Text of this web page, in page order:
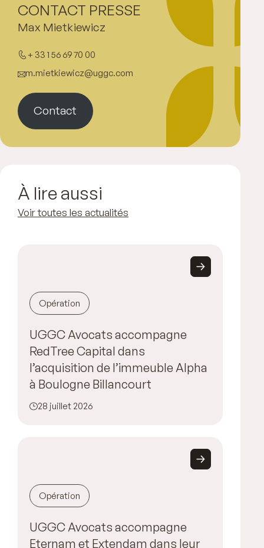
Max Mietkiewicz
+ 33 1 56 69 70 00
m.mietkiewicz@uggc.com
Contact
CONTACT PRESSE
À lire aussi
Voir toutes les actualités
Opération
UGGC Avocats accompagne
RedTree Capital dans
l’acquisition de l’immeuble Alpha
à Boulogne Billancourt
28 juillet 2026
Opération
UGGC Avocats accompagne
Eternam et Extendam dans leur